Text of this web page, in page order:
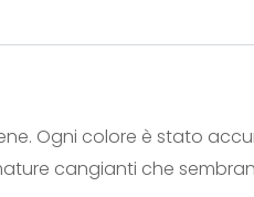
Ogni colore è stato
cangianti che